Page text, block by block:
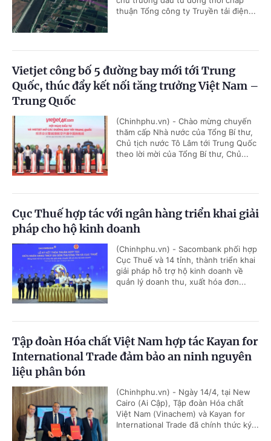
thuận Tổng công ty Truyền tải điện...
Vietjet công bố 5 đường bay mới tới Trung
Quốc, thúc đẩy kết nối tăng trưởng Việt Nam –
Trung Quốc
(Chinhphu.vn) - Chào mừng chuyến
thăm cấp Nhà nước của Tổng Bí thư,
Chủ tịch nước Tô Lâm tới Trung Quốc
theo lời mời của Tổng Bí thư, Chủ...
Cục Thuế hợp tác với ngân hàng triển khai giải
pháp cho hộ kinh doanh
(Chinhphu.vn) - Sacombank phối hợp
Cục Thuế và 14 tỉnh, thành triển khai
giải pháp hỗ trợ hộ kinh doanh về
quản lý doanh thu, xuất hóa đơn...
Tập đoàn Hóa chất Việt Nam hợp tác Kayan for
International Trade đảm bảo an ninh nguyên
liệu phân bón
(Chinhphu.vn) - Ngày 14/4, tại New
Cairo (Ai Cập), Tập đoàn Hóa chất
Việt Nam (Vinachem) và Kayan for
International Trade đã chính thức ký...